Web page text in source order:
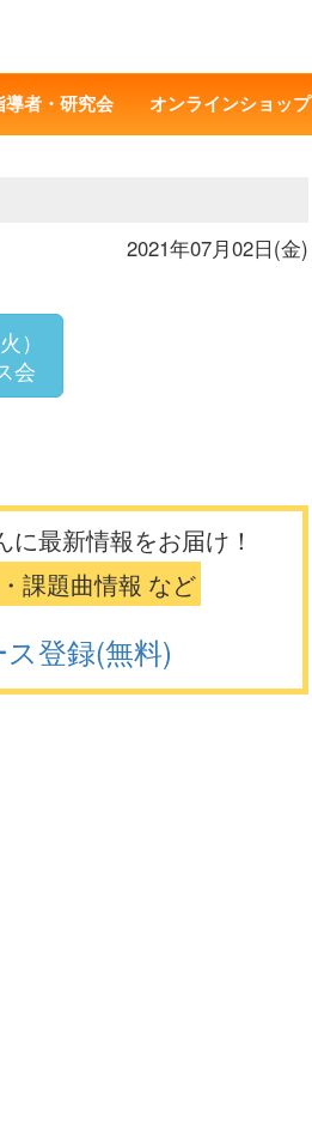
導者・研究会 オンラインショップ
2021年07月02日(金)
）
会
最新情報をお届け！
課題曲情報 など
登録(無料)